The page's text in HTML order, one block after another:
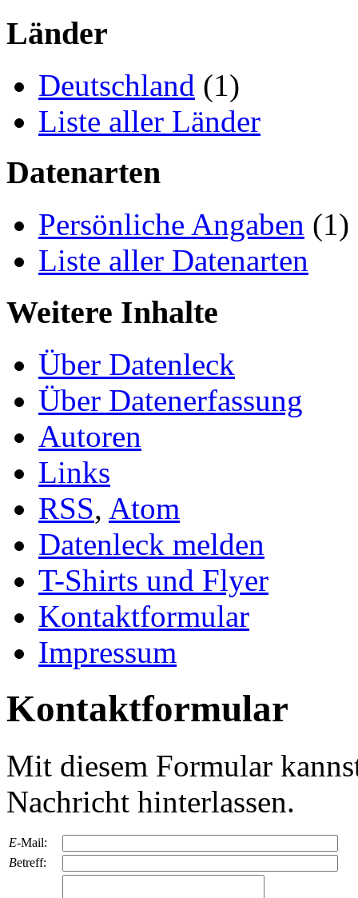
Länder
Deutschland (1)
Liste aller Länder
Datenarten
Persönliche Angaben (1)
Liste aller Datenarten
Weitere Inhalte
Über Datenleck
Über Datenerfassung
Autoren
Links
RSS, Atom
Datenleck melden
T-Shirts und Flyer
Kontaktformular
Impressum
Kontaktformular
Mit diesem Formular
Nachricht hinterlassen.
E-Mail:
Betreff: